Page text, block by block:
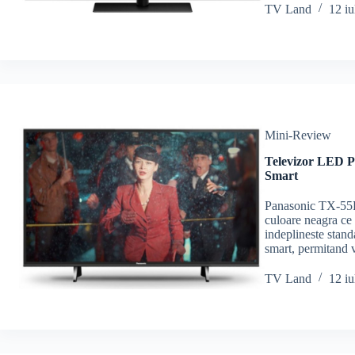
TV Land 12
Mini-Review
Televizor LED
Smart
Panasonic TX-
culoare neagra
indeplineste
smart,
TV Land 12